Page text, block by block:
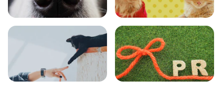
エンタメ クイズ